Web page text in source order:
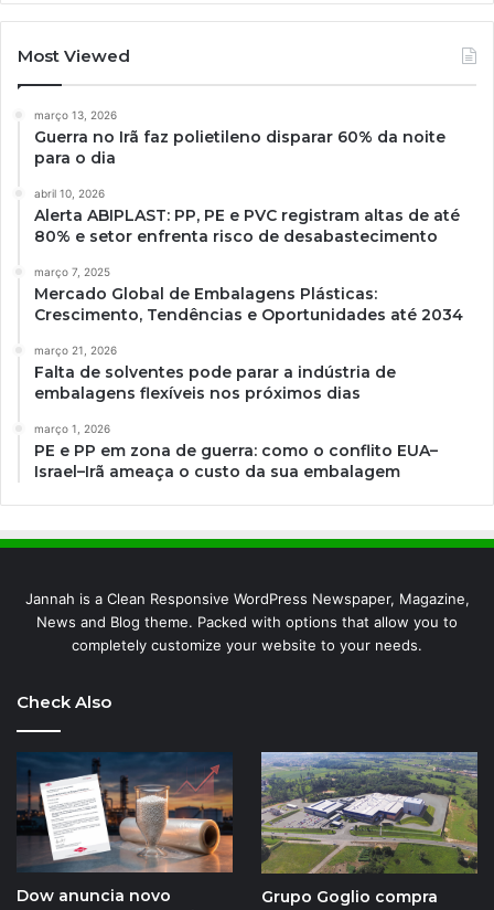
Most Viewed
março 13, 2026
Guerra no Irã faz polietileno disparar 60% da noite
para o dia
abril 10, 2026
Alerta ABIPLAST: PP, PE e PVC registram altas de até
80% e setor enfrenta risco de desabastecimento
março 7, 2025
Mercado Global de Embalagens Plásticas:
Crescimento, Tendências e Oportunidades até 2034
março 21, 2026
Falta de solventes pode parar a indústria de
embalagens flexíveis nos próximos dias
março 1, 2026
PE e PP em zona de guerra: como o conflito EUA–
Israel–Irã ameaça o custo da sua embalagem
Jannah is a Clean Responsive WordPress Newspaper, Magazine,
News and Blog theme. Packed with options that allow you to
completely customize your website to your needs.
Check Also
Dow anuncia novo
Grupo Goglio compra